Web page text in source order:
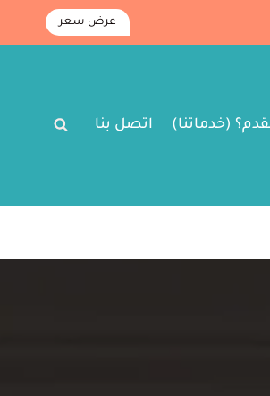
عرض سعر
(خدماتنا) اتصل بنا